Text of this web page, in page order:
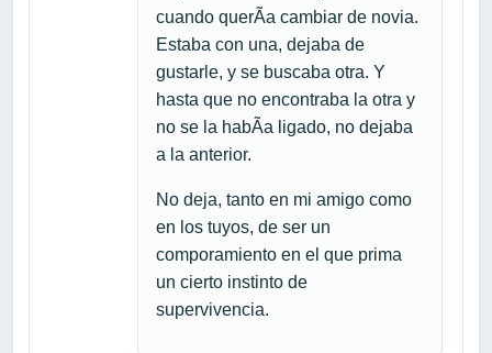
cuando querÃ­a cambiar de novia.
Estaba con una, dejaba de
gustarle, y se buscaba otra. Y
hasta que no encontraba la otra y
no se la habÃ­a ligado, no dejaba
a la anterior.
No deja, tanto en mi amigo como
en los tuyos, de ser un
comporamiento en el que prima
un cierto instinto de
supervivencia.